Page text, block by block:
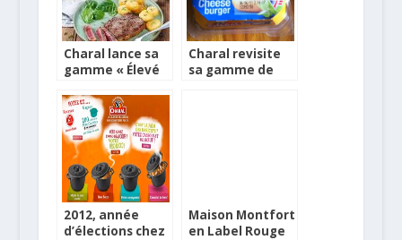
Charal lance sa
gamme « Élevé
Charal revisite
sa gamme de
2012, année
d’élections chez
Maison Montfort
en Label Rouge